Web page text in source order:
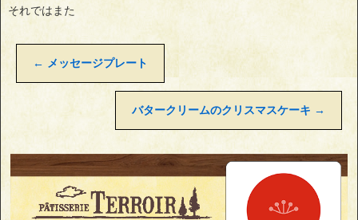
それではまた
← メッセージプレート
バタークリームのクリスマスケーキ →